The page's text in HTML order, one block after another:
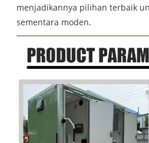
menjadikannya pilihan terbaik
sementara moden.